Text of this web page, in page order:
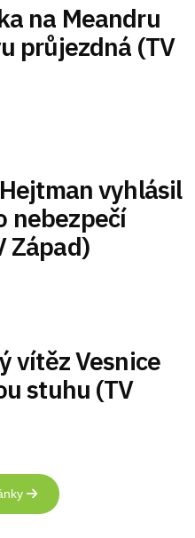
na Meandru
průjezdná (TV
vyhlásil
nebezpečí
Západ)
vítěz Vesnice
stuhu (TV